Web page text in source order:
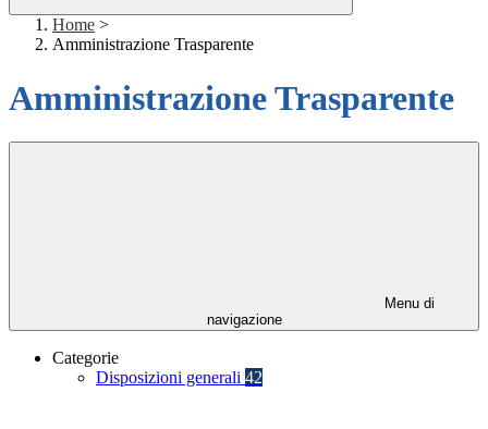
Home >
Amministrazione Trasparente
Amministrazione Trasparente
Menu di
navigazione
Categorie
Disposizioni generali 42